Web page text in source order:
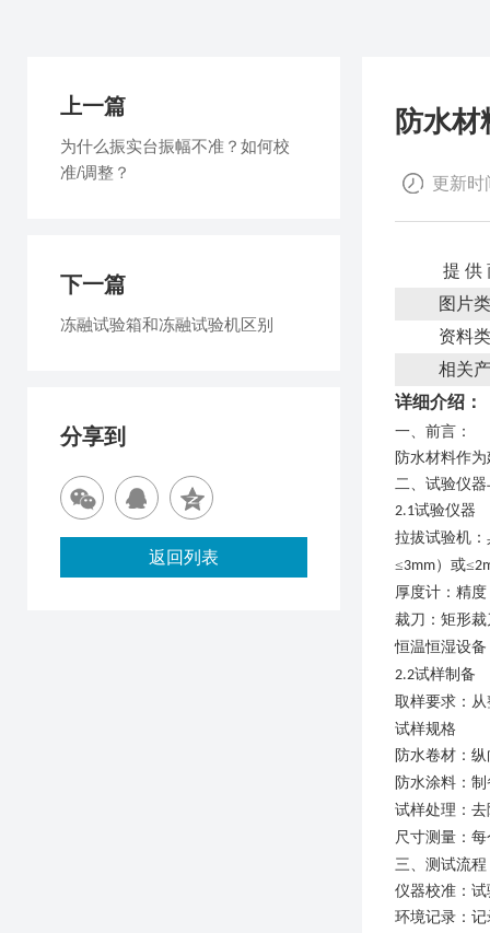
防水
更新时
提 供
图片
资料
相关
详细介绍：
一、 前言 ：
防水材料作
二、试验仪
2.1试验仪器
拉拔试验机
≤3mm）或≤
厚度计：精度
裁刀：矩形裁
恒温恒湿设
2.2试样制备
取样要求：
试样规格
防水卷材：
防水涂料：
试样处理：
尺寸测量：
三、测试流程
仪器校准：
环境记录：
上一篇
为什么振实台振幅不准？如何校
准/调整？
下一篇
冻融试验箱和冻融试验机区别
分享到
返回列表